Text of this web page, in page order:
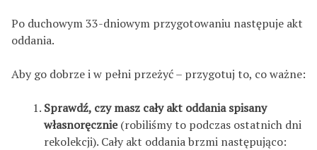
Po duchowym 33-dniowym przygotowaniu następuje akt
oddania.
Aby go dobrze i w pełni przeżyć – przygotuj to, co ważne:
Sprawdź, czy masz cały akt oddania spisany
własnoręcznie(robiliśmy to podczas ostatnich dni
rekolekcji). Cały akt oddania brzmi następująco: